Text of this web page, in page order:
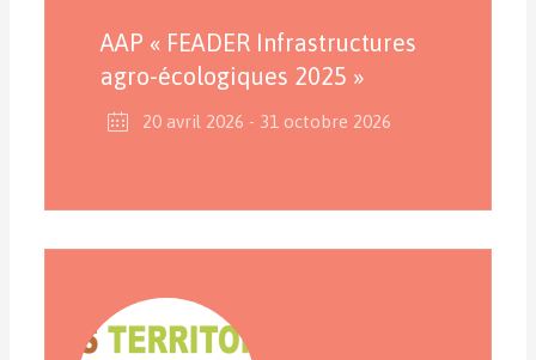
AAP « FEADER Infrastructures
agro-écologiques 2025 »
20 avril 2026 - 31 octobre 2026